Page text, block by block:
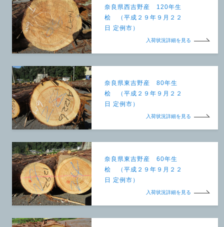
奈良県西吉野産 120年生
桧 （平成２９年９月２２
日 定例市）
入荷状況詳細を見る
奈良県東吉野産 80年生
桧 （平成２９年９月２２
日 定例市）
入荷状況詳細を見る
奈良県東吉野産 60年生
桧 （平成２９年９月２２
日 定例市）
入荷状況詳細を見る